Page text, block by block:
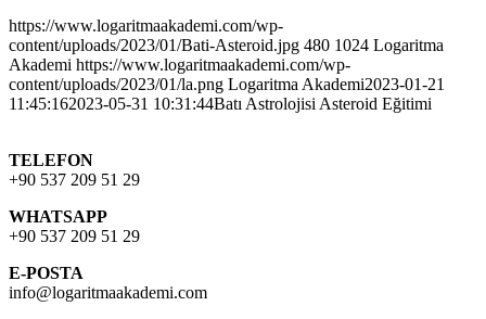
https://www.logaritmaakademi.com/wp-
content/uploads/2023/01/Bati-Asteroid.jpg 480 1024 Logaritma
Akademi https://www.logaritmaakademi.com/wp-
content/uploads/2023/01/la.png Logaritma Akademi2023-01-21
11:45:162023-05-31 10:31:44Batı Astrolojisi Asteroid Eğitimi
TELEFON
+90 537 209 51 29
WHATSAPP
+90 537 209 51 29
E-POSTA
info@logaritmaakademi.com